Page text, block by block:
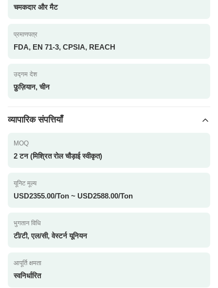
चमकदार और मैट
प्रमाणपत्र
FDA, EN 71-3, CPSIA, REACH
उद्गम देश
फ़ुज़ियान, चीन
व्यापारिक संपत्तियाँ
MOQ
2 टन (मिश्रित रोल चौड़ाई स्वीकृत)
यूनिट मूल्य
USD2355.00/Ton ~ USD2588.00/Ton
भुगतान विधि
टी/टी, एल/सी, वेस्टर्न यूनियन
आपूर्ति क्षमता
स्वनिर्धारित